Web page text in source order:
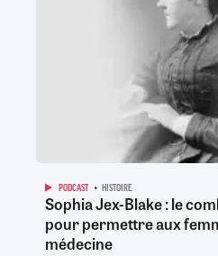
PODCAST HISTOIRE
Sophia Jex-Blake : le
pour permettre aux
médecine